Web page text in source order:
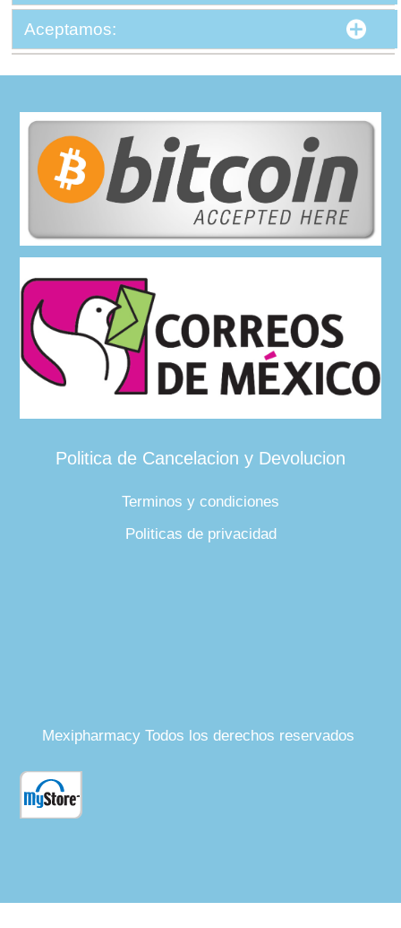
Aceptamos:
Politica de Cancelacion y Devolucion
Terminos y condiciones
Politicas de privacidad
Mexipharmacy Todos los derechos reservados